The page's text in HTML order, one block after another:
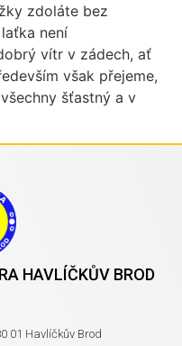
zdoláte bez
není
vítr v zádech, ať
však přejeme,
šťastný a v
HAVLÍČKŮV BROD
01 Havlíčkův Brod